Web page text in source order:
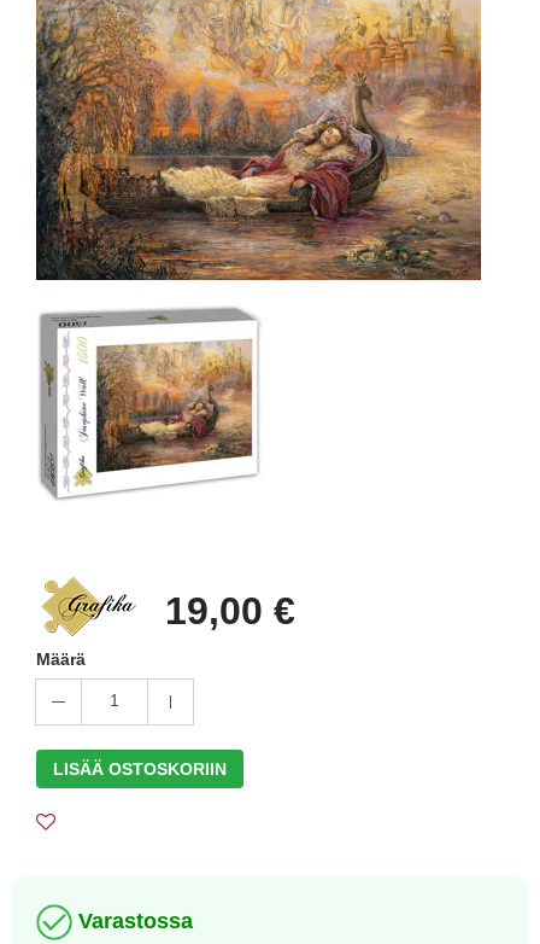
19,00 €
Määrä
1
LISÄÄ OSTOSKORIIN
Varastossa